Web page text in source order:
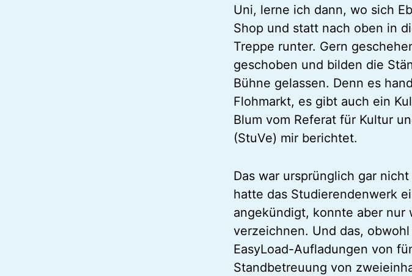
Uni, lerne ich dann, wo sich
Shop und statt nach oben in
Treppe runter. Gern
geschoben und bilden die
Bühne gelassen. Denn es
Flohmarkt, es gibt auch ein
Blum vom Referat für Kultur
(StuVe) mir berichtet.
Das war ursprünglich gar
hatte das Studierendenwerk
angekündigt, konnte aber nur
verzeichnen. Und das,
EasyLoad-Aufladungen von
Standbetreuung von